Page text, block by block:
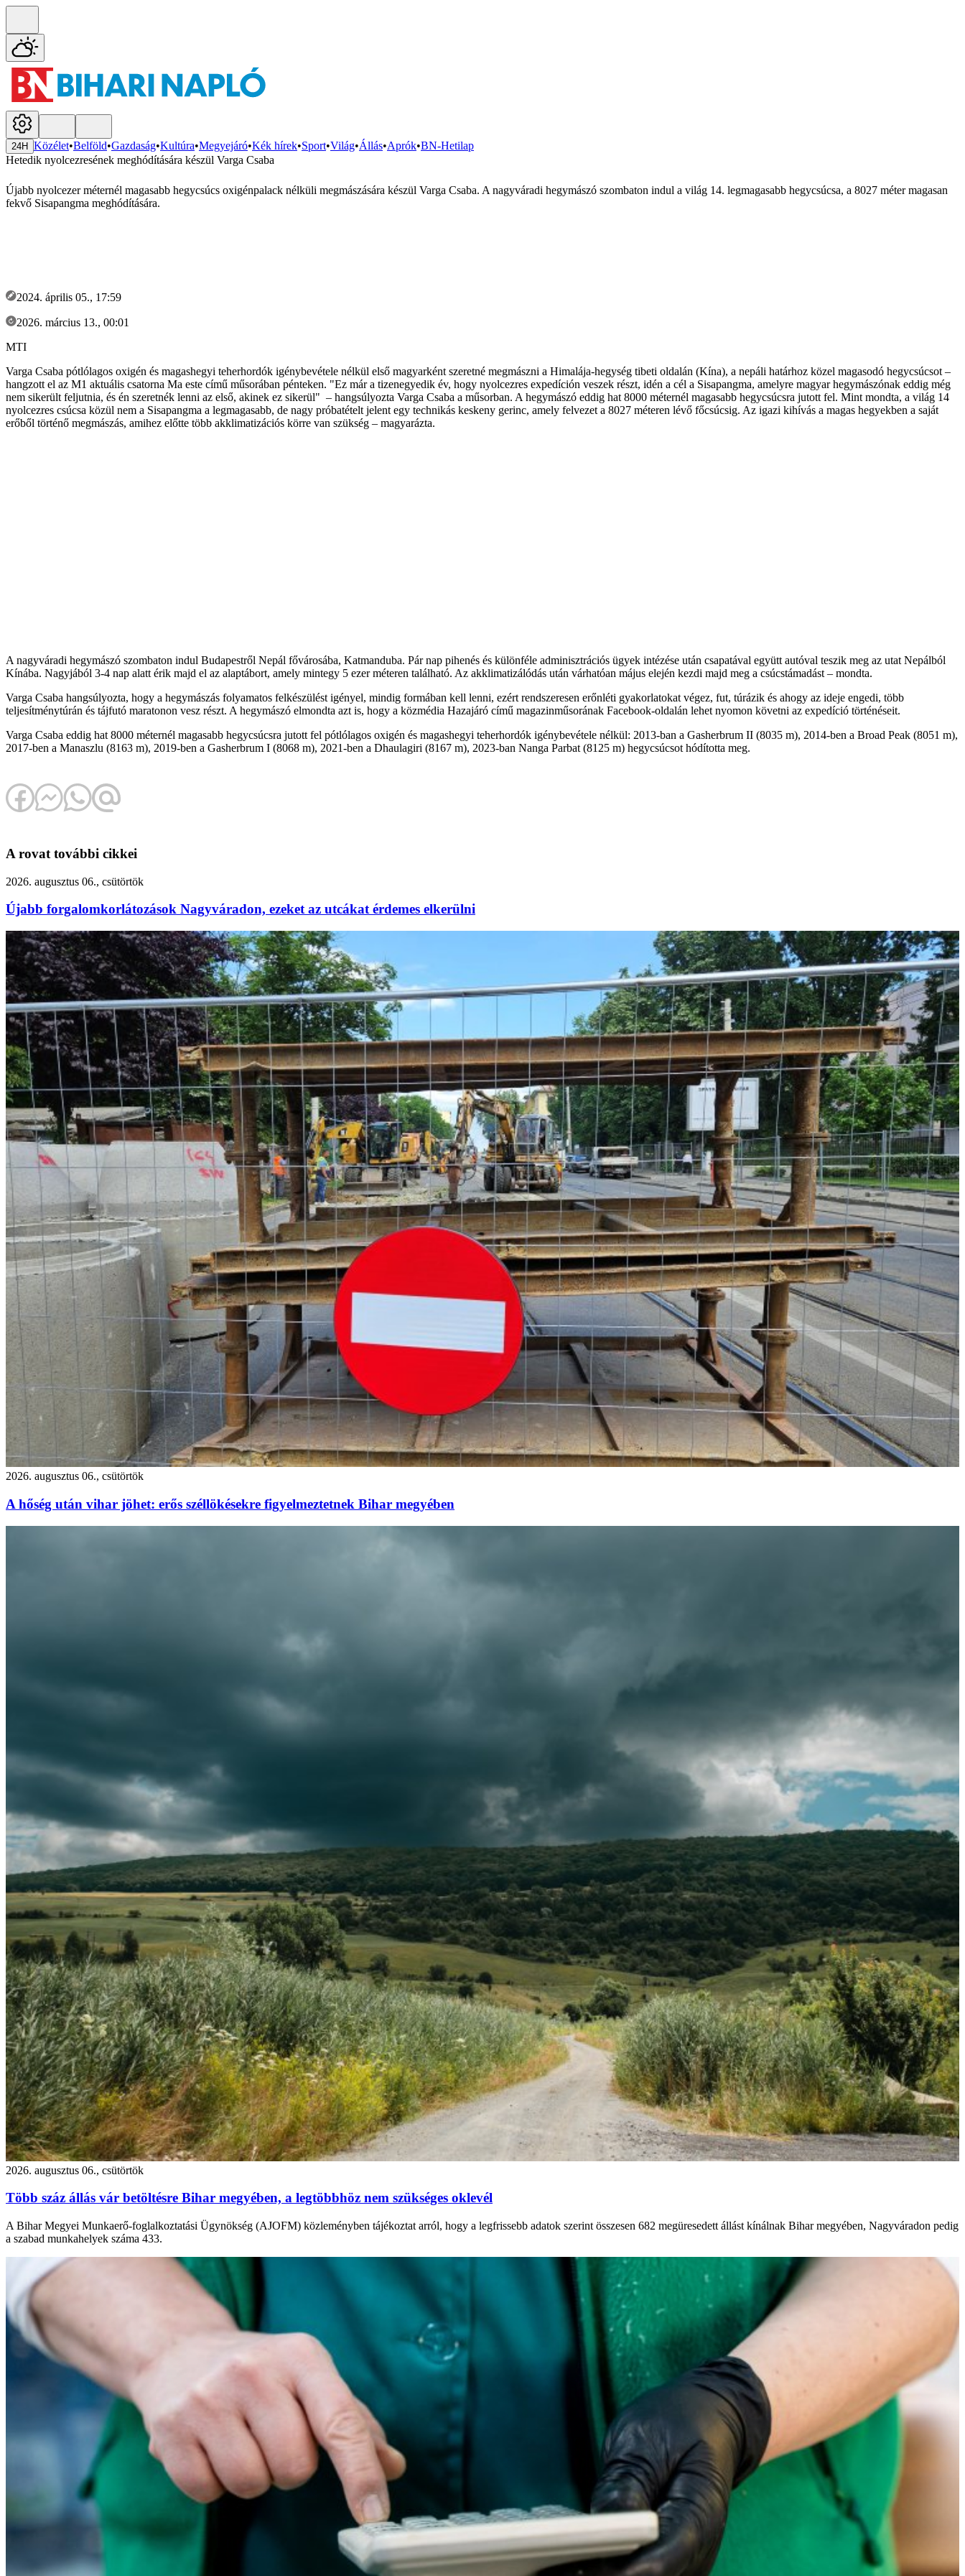
24H Közélet•Belföld•Gazdaság•Kultúra•Megyejáró•Kék hírek•Sport•Világ•Állás•Aprók•BN-Hetilap
Hetedik nyolcezresének meghódítására készül Varga Csaba
Újabb nyolcezer méternél magasabb hegycsúcs oxigénpalack nélküli megmászására készül Varga Csaba. A nagyváradi hegymászó szombaton indul a világ 14. legmagasabb hegycsúcsa, a 8027 méter magasan
fekvő Sisapangma meghódítására.
2024. április 05., 17:59
2026. március 13., 00:01
MTI
Varga Csaba pótlólagos oxigén és magashegyi teherhordók igénybevétele nélkül első magyarként szeretné megmászni a Himalája-hegység tibeti oldalán (Kína), a nepáli határhoz közel magasodó hegycsúcsot –
hangzott el az M1 aktuális csatorna Ma este című műsorában pénteken. "Ez már a tizenegyedik év, hogy nyolcezres expedíción veszek részt, idén a cél a Sisapangma, amelyre magyar hegymászónak eddig még
nem sikerült feljutnia, és én szeretnék lenni az első, akinek ez sikerül" – hangsúlyozta Varga Csaba a műsorban. A hegymászó eddig hat 8000 méternél magasabb hegycsúcsra jutott fel. Mint mondta, a világ 14
nyolcezres csúcsa közül nem a Sisapangma a legmagasabb, de nagy próbatételt jelent egy technikás keskeny gerinc, amely felvezet a 8027 méteren lévő főcsúcsig. Az igazi kihívás a magas hegyekben a saját
erőből történő megmászás, amihez előtte több akklimatizációs körre van szükség – magyarázta.
A nagyváradi hegymászó szombaton indul Budapestről Nepál fővárosába, Katmanduba. Pár nap pihenés és különféle adminisztrációs ügyek intézése után csapatával együtt autóval teszik meg az utat Nepálból
Kínába. Nagyjából 3-4 nap alatt érik majd el az alaptábort, amely mintegy 5 ezer méteren található. Az akklimatizálódás után várhatóan május elején kezdi majd meg a csúcstámadást – mondta.
Varga Csaba hangsúlyozta, hogy a hegymászás folyamatos felkészülést igényel, mindig formában kell lenni, ezért rendszeresen erőnléti gyakorlatokat végez, fut, túrázik és ahogy az ideje engedi, több
teljesítménytúrán és tájfutó maratonon vesz részt. A hegymászó elmondta azt is, hogy a közmédia Hazajáró című magazinműsorának Facebook-oldalán lehet nyomon követni az expedíció történéseit.
Varga Csaba eddig hat 8000 méternél magasabb hegycsúcsra jutott fel pótlólagos oxigén és magashegyi teherhordók igénybevétele nélkül: 2013-ban a Gasherbrum II (8035 m), 2014-ben a Broad Peak (8051 m),
2017-ben a Manaszlu (8163 m), 2019-ben a Gasherbrum I (8068 m), 2021-ben a Dhaulagiri (8167 m), 2023-ban Nanga Parbat (8125 m) hegycsúcsot hódította meg.
A rovat további cikkei
2026. augusztus 06., csütörtök
Újabb forgalomkorlátozások Nagyváradon, ezeket az utcákat érdemes elkerülni
2026. augusztus 06., csütörtök
A hőség után vihar jöhet: erős széllökésekre figyelmeztetnek Bihar megyében
2026. augusztus 06., csütörtök
Több száz állás vár betöltésre Bihar megyében, a legtöbbhöz nem szükséges oklevél
A Bihar Megyei Munkaerő-foglalkoztatási Ügynökség (AJOFM) közleményben tájékoztat arról, hogy a legfrissebb adatok szerint összesen 682 megüresedett állást kínálnak Bihar megyében, Nagyváradon pedig
a szabad munkahelyek száma 433.